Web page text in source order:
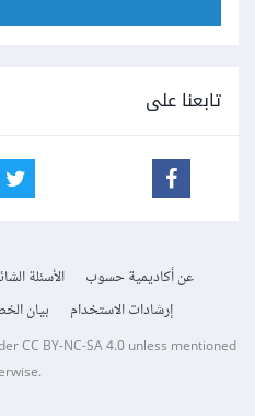
تابعنا على
عن أكاديمية حسوب الأسئلة
إرشادات الاستخدام
بيان
CC BY-NC-SA 4.0unless mentioned